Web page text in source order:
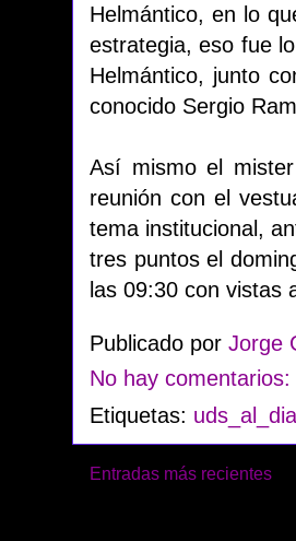
Helmántico, en lo
estrategia, eso fue
Helmántico, junto
conocido Sergio
Así mismo el
reunión con el
tema institucional,
tres puntos el
las 09:30 con vistas
Publicado por Jorge
No hay comentarios:
Etiquetas: uds_al_dia
Entradas más recientes